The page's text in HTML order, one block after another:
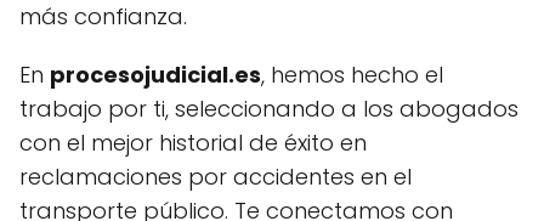
más confianza.
En procesojudicial.es, hemos hecho el
trabajo por ti, seleccionando a los abogados
con el mejor historial de éxito en
reclamaciones por accidentes en el
transporte público. Te conectamos con